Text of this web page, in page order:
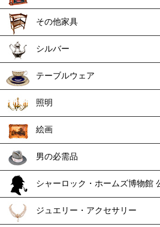
その他家具
シルバー
テーブルウェア
照明
絵画
男の必需品
シャーロック・ホームズ博物館
ジュエリー・アクセサリー